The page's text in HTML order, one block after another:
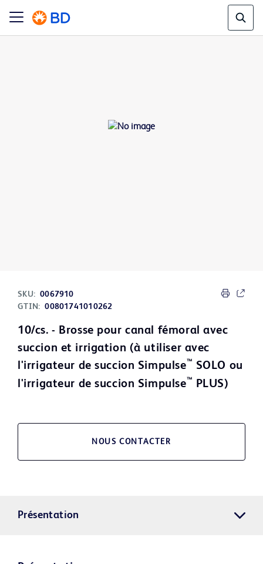
SKU: 0067910
GTIN: 00801741010262
10/cs. - Brosse pour canal fémoral avec
succion et irrigation (à utiliser avec
l'irrigateur de succion Simpulse™ SOLO ou
l'irrigateur de succion Simpulse™ PLUS)
NOUS CONTACTER
Présentation